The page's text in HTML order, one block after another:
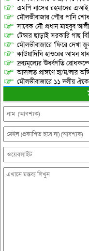
এমপি নাসের রহমানের এআই
মৌলভীবাজার পৌর পানি
সাবেক নৌ প্রধান মাহবুব আলী
টেন্ডার ছাড়াই সরকারি গাছ
মৌলভীবাজারে ‘ফিরে দেখা
কাউয়াদিঘি হাওরের আমন
দ্রব্যমূল্যের ঊর্ধ্বগতি
আদালত প্রাঙ্গণে হা/ম/লার
মৌলভীবাজারে ১১ দলীয়